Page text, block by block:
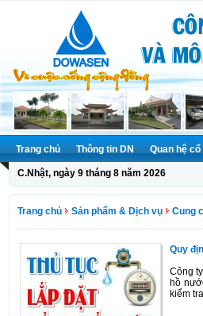
Trang chủ Thông tin DN Quan hệ cổ
C.Nhật, ngày 9 tháng 8 năm 2026
Trang chủ Sản phẩm & Dịch vụ Cung
Quy
Công
hồ
kiểm